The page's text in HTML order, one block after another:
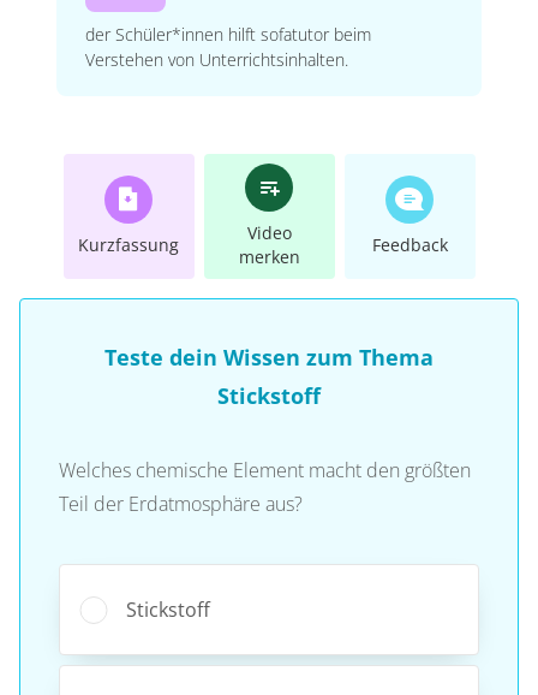
der Schüler*innen hilft sofatutor beim
Verstehen von Unterrichtsinhalten.
Kurzfassung
Video
merken
Feedback
Teste dein Wissen zum Thema
Stickstoff
Welches chemische Element macht den größten
Teil der Erdatmosphäre aus?
Stickstoff